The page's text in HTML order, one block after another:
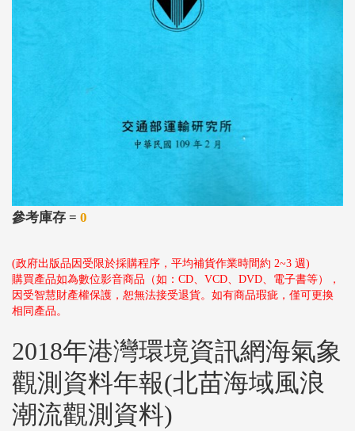
參考庫存 = 0
(政府出版品因受限於採購程序，平均補貨作業時間約 2~3 週)
購買產品如為數位影音商品（如：CD、VCD、DVD、電子書等），
因受智慧財產權保護，恕無法接受退貨。如有商品瑕疵，僅可更換
相同產品。
2018年港灣環境資訊網海氣象
觀測資料年報(北苗海域風浪
潮流觀測資料)